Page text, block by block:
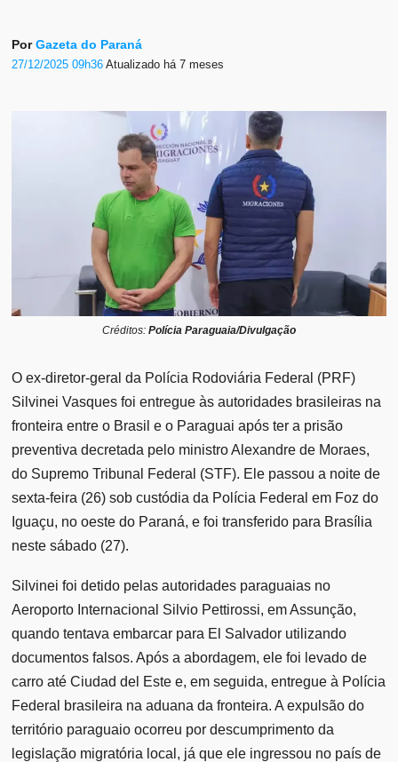
PorGazeta do Paraná
27/12/2025 09h36Atualizado há 7 meses
Créditos: Polícia Paraguaia/Divulgação
O ex-diretor-geral da Polícia Rodoviária Federal (PRF)
Silvinei Vasques foi entregue às autoridades brasileiras na
fronteira entre o Brasil e o Paraguai após ter a prisão
preventiva decretada pelo ministro Alexandre de Moraes,
do Supremo Tribunal Federal (STF). Ele passou a noite de
sexta-feira (26) sob custódia da Polícia Federal em Foz do
Iguaçu, no oeste do Paraná, e foi transferido para Brasília
neste sábado (27).
Silvinei foi detido pelas autoridades paraguaias no
Aeroporto Internacional Silvio Pettirossi, em Assunção,
quando tentava embarcar para El Salvador utilizando
documentos falsos. Após a abordagem, ele foi levado de
carro até Ciudad del Este e, em seguida, entregue à Polícia
Federal brasileira na aduana da fronteira. A expulsão do
território paraguaio ocorreu por descumprimento da
legislação migratória local, já que ele ingressou no país de